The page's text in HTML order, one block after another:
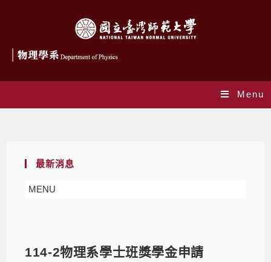
Menu
最新消息
MENU
114-2物理系學士班獎學金申請